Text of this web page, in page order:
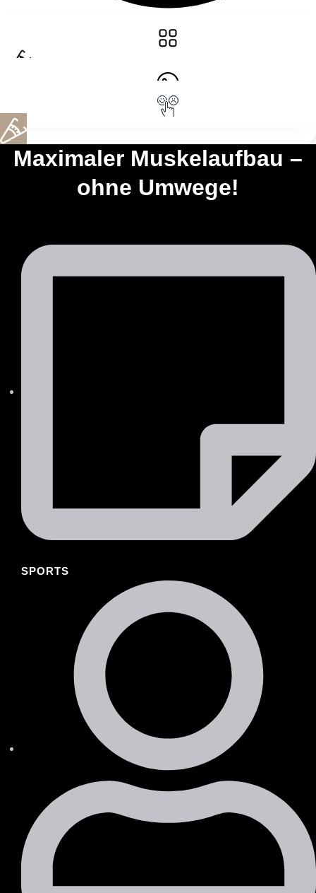
Maximaler Muskelaufbau –
ohne Umwege!
SPORTS